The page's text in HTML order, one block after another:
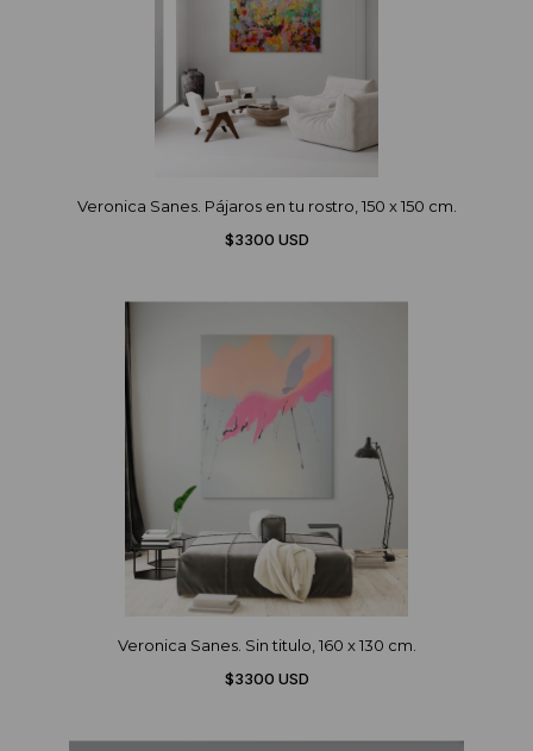
Veronica Sanes. Pájaros en tu rostro, 150 x 150 cm.
$3300 USD
Veronica Sanes. Sin titulo, 160 x 130 cm.
$3300 USD